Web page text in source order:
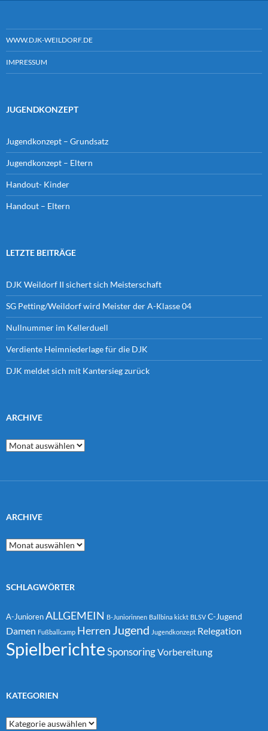
WWW.DJK-WEILDORF.DE
IMPRESSUM
JUGENDKONZEPT
Jugendkonzept – Grundsatz
Jugendkonzept – Eltern
Handout- Kinder
Handout – Eltern
LETZTE BEITRÄGE
DJK Weildorf II sichert sich Meisterschaft
SG Petting/Weildorf wird Meister der A-Klasse 04
Nullnummer im Kellerduell
Verdiente Heimniederlage für die DJK
DJK meldet sich mit Kantersieg zurück
ARCHIVE
Archive
ARCHIVE
Archive
SCHLAGWÖRTER
A-Junioren ALLGEMEIN B-Juniorinnen Ballbina kickt BLSV C-Jugend
Damen Fußballcamp Herren Jugend Jugendkonzept Relegation
SpielberichteSponsoringVorbereitung
KATEGORIEN
Kategorien